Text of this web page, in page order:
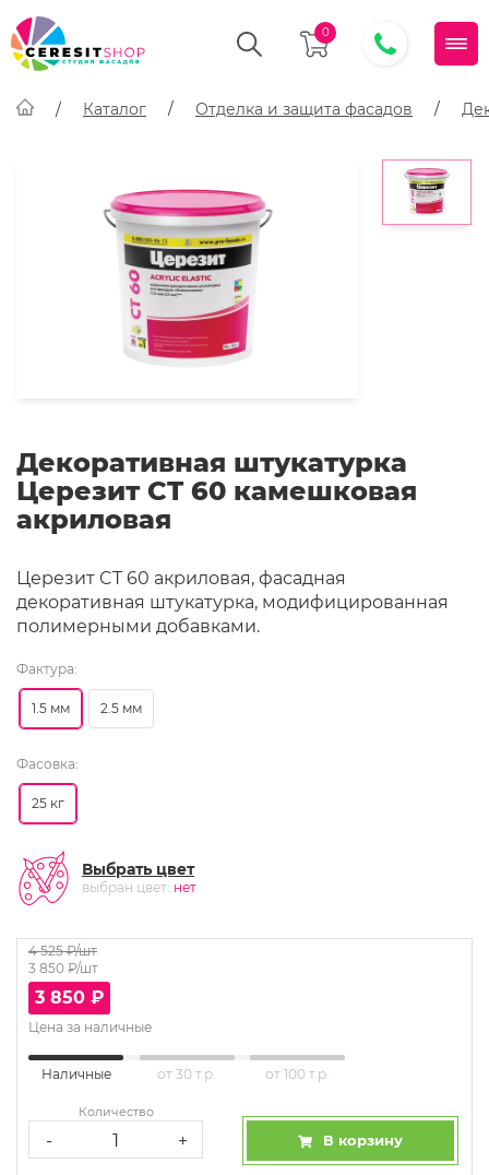
0
Каталог Отделка и защита фасадов
Декоративная штукатурка
Церезит CT 60 камешковая
акриловая
Церезит CT 60 акриловая, фасадная
декоративная штукатурка, модифицированная
полимерными добавками.
Фактура:
1.5 мм 2.5 мм
Фасовка:
25 кг
Выбрать цвет
выбран цвет: нет
4 525₽/шт
3 850 ₽/шт
3 850 ₽
Цена за наличные
Наличные от 30 т.р. от 100 т.р.
Количество
- + В корзину